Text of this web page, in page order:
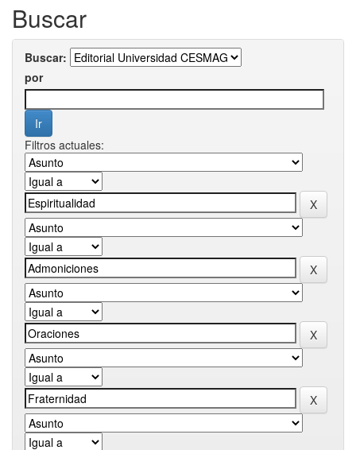
Buscar
Buscar:
por
Filtros actuales: